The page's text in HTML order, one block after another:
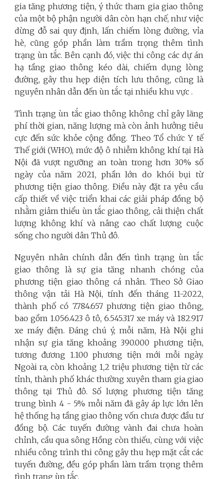
gia tăng phương tiện, ý thức tham gia giao thông
của một bộ phận người dân còn hạn chế, như việc
dừng đỗ sai quy định, lấn chiếm lòng đường, vỉa
hè, cũng góp phần làm trầm trọng thêm tình
trạng ùn tắc. Bên cạnh đó, việc thi công các dự án
hạ tầng giao thông kéo dài, chiếm dụng lòng
đường, gây thu hẹp diện tích lưu thông, cũng là
nguyên nhân dẫn đến ùn tắc tại nhiều khu vực .
Tình trạng ùn tắc giao thông không chỉ gây lãng
phí thời gian, năng lượng mà còn ảnh hưởng tiêu
cực đến sức khỏe cộng đồng. Theo Tổ chức Y tế
Thế giới (WHO), mức độ ô nhiễm không khí tại Hà
Nội đã vượt ngưỡng an toàn trong hơn 30% số
ngày của năm 2021, phần lớn do khói bụi từ
phương tiện giao thông. Điều này đặt ra yêu cầu
cấp thiết về việc triển khai các giải pháp đồng bộ
nhằm giảm thiểu ùn tắc giao thông, cải thiện chất
lượng không khí và nâng cao chất lượng cuộc
sống cho người dân Thủ đô.
Nguyên nhân chính dẫn đến tình trạng ùn tắc
giao thông là sự gia tăng nhanh chóng của
phương tiện giao thông cá nhân. Theo Sở Giao
thông vận tải Hà Nội, tính đến tháng 11-2022,
thành phố có 7.784.657 phương tiện giao thông,
bao gồm 1.056.423 ô tô, 6.545.317 xe máy và 182.917
xe máy điện. Đáng chú ý, mỗi năm, Hà Nội ghi
nhận sự gia tăng khoảng 390.000 phương tiện,
tương đương 1.100 phương tiện mới mỗi ngày.
Ngoài ra, còn khoảng 1,2 triệu phương tiện từ các
tỉnh, thành phố khác thường xuyên tham gia giao
thông tại Thủ đô. Số lượng phương tiện tăng
trung bình 4 - 5% mỗi năm đã gây áp lực lớn lên
hệ thống hạ tầng giao thông vốn chưa được đầu tư
đồng bộ. Các tuyến đường vành đai chưa hoàn
chỉnh, cầu qua sông Hồng còn thiếu, cùng với việc
nhiều công trình thi công gây thu hẹp mặt cắt các
tuyến đường, đều góp phần làm trầm trọng thêm
tình trạng ùn tắc.